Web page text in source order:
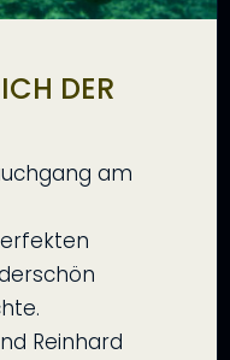
DER
am
Reinhard